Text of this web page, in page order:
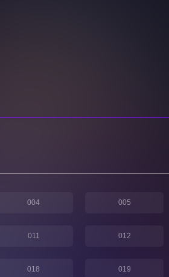
004 005
011 012
018 019